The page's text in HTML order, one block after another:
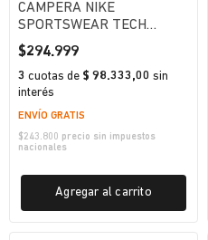
CAMPERA NIKE
SPORTSWEAR TECH
HOMBRE
$294.999
3 cuotas de $ 98.333,00 sin
interés
ENVÍO GRATIS
$243.800 precio sin impuestos
nacionales
Agregar al carrito